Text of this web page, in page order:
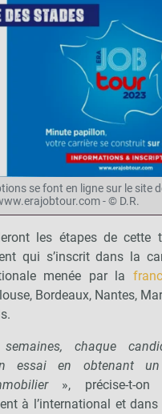
se font en ligne sur le site
- © D.R.
les étapes de cette
qui s’inscrit dans la
menée par la
Bordeaux, Nantes,
chaque
essai en obtenant
», précise-t-on
à l’international et